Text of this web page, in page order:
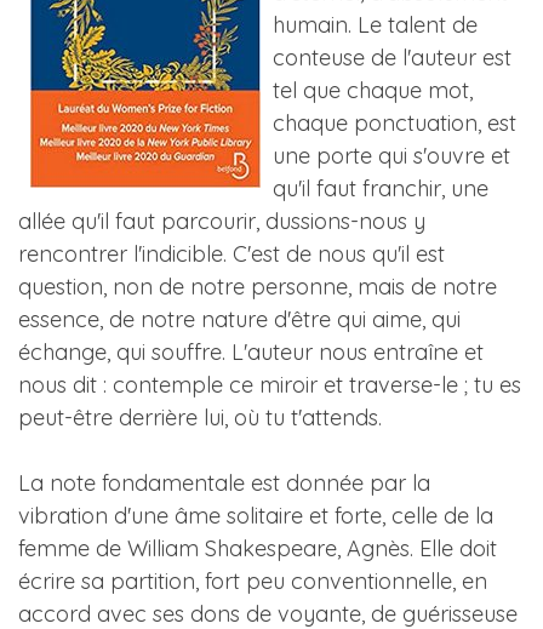
humain. Le talent de
conteuse de l'auteur est
tel que chaque mot,
chaque ponctuation, est
une porte qui s'ouvre et
qu'il faut franchir, une
allée qu'il faut parcourir, dussions-nous y
rencontrer l'indicible. C'est de nous qu'il est
question, non de notre personne, mais de notre
essence, de notre nature d'être qui aime, qui
échange, qui souffre. L'auteur nous entraîne et
nous dit : contemple ce miroir et traverse-le ; tu es
peut-être derrière lui, où tu t'attends.
La note fondamentale est donnée par la
vibration d'une âme solitaire et forte, celle de la
femme de William Shakespeare, Agnès. Elle doit
écrire sa partition, fort peu conventionnelle, en
accord avec ses dons de voyante, de guérisseuse